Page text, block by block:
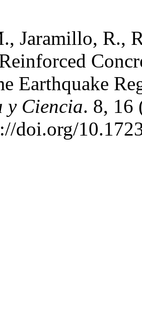
Jaramillo, R.,
Earthquake
y Ciencia. 8, 16
doi.org/